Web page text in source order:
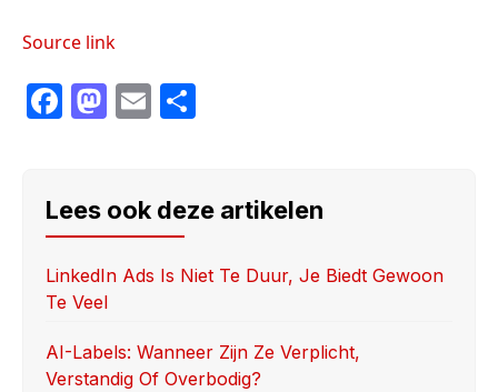
Source link
F
e
b
o
o
k
M
o
d
o
n
E
e
Lees ook deze artikelen
LinkedIn Ads Is Niet Te Duur, Je Biedt Gewoon
Te Veel
AI-Labels: Wanneer Zijn Ze Verplicht,
Verstandig Of Overbodig?